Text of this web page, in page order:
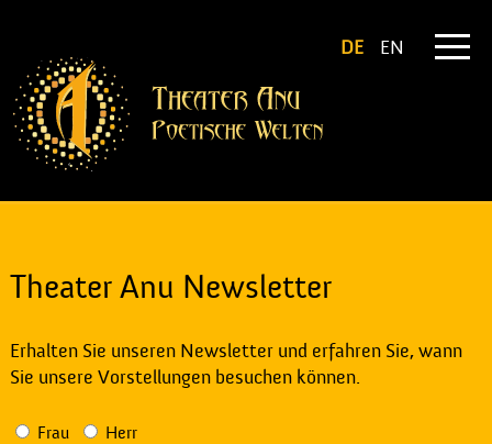
DE EN
Theater Anu Newsletter
Erhalten Sie unseren Newsletter und erfahren Sie, wann
Sie unsere Vorstellungen besuchen können.
Frau Herr